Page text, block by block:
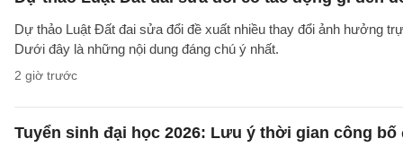
Dự thảo Luật Đất đai sửa đổi đề xuất nhiều thay đổi ảnh hưởng
Dưới đây là những nội dung đáng chú ý nhất.
2 giờ trước
Tuyển sinh đại học 2026: Lưu ý thời gian công